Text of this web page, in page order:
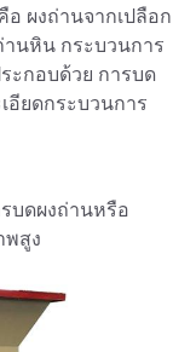
ผงถ่านจากเปลือก
านหิน กระบวนการ
กอบด้วย การบด
อียดกระบวนการ
บดผงถ่านหรือ
สูง